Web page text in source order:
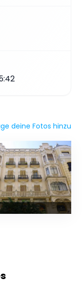
deine Fotos hinzu